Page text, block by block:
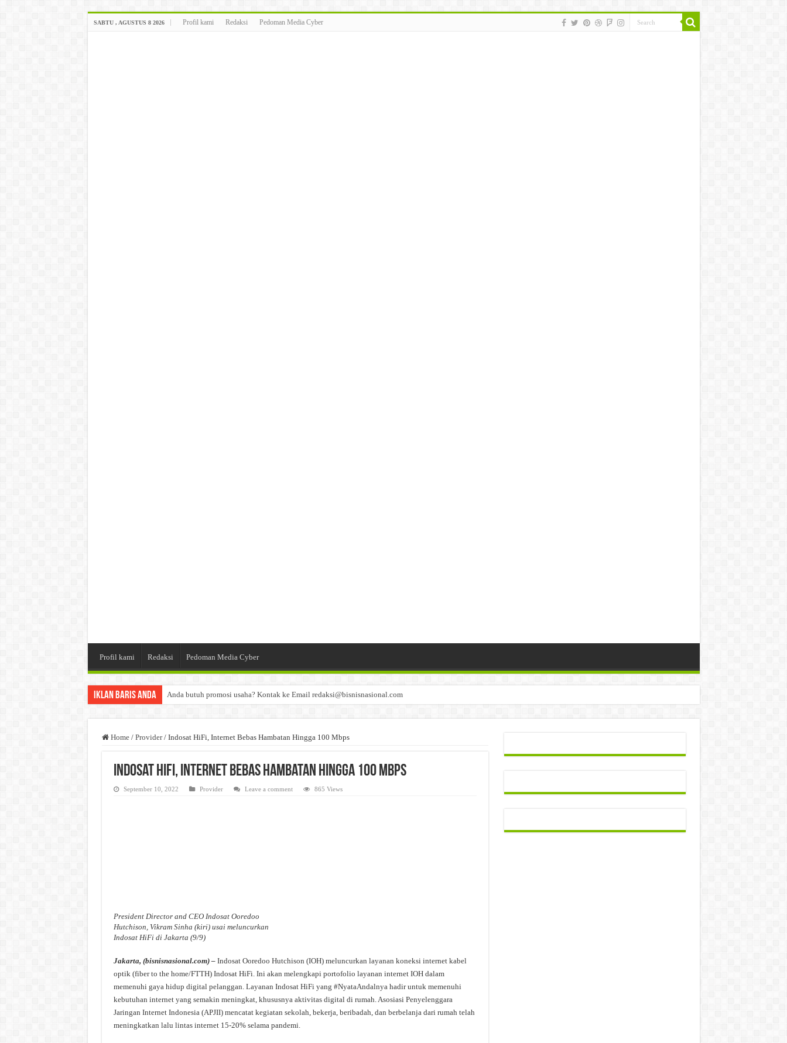
SABTU , AGUSTUS 8 2026 Profil kami Redaksi Pedoman Media Cyber
Profil kami Redaksi Pedoman Media Cyber
Iklan Baris Anda Anda butuh promosi usaha? Kontak ke Email redaksi@bisnisnasional.com
Home / Provider / Indosat HiFi, Internet Bebas Hambatan Hingga 100 Mbps
Indosat HiFi, Internet Bebas Hambatan Hingga 100 Mbps
September 10, 2022 Provider Leave a comment 865 Views
President Director and CEO Indosat Ooredoo
Hutchison, Vikram Sinha (kiri) usai meluncurkan
Indosat HiFi di Jakarta (9/9)
Jakarta, (bisnisnasional.com) – Indosat Ooredoo Hutchison (IOH) meluncurkan layanan koneksi internet kabel
optik (fiber to the home/FTTH) Indosat HiFi. Ini akan melengkapi portofolio layanan internet IOH dalam
memenuhi gaya hidup digital pelanggan. Layanan Indosat HiFi yang #NyataAndalnya hadir untuk memenuhi
kebutuhan internet yang semakin meningkat, khususnya aktivitas digital di rumah. Asosiasi Penyelenggara
Jaringan Internet Indonesia (APJII) mencatat kegiatan sekolah, bekerja, beribadah, dan berbelanja dari rumah telah
meningkatkan lalu lintas internet 15-20% selama pandemi.